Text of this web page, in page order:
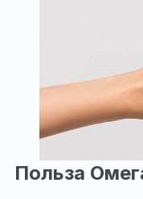
Польза